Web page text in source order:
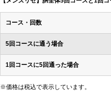
コース・回数
5回コースに通う場合
1回コースに5回通った場合
※価格は税込で表示しています。